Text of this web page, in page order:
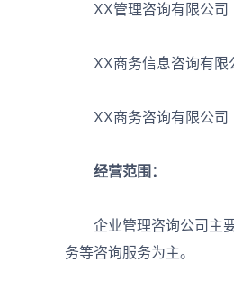
XX管理咨询有限公司
XX商务信息咨询有限
XX商务咨询有限公司
经营范围：
企业管理咨询公司主要
务等咨询服务为主。